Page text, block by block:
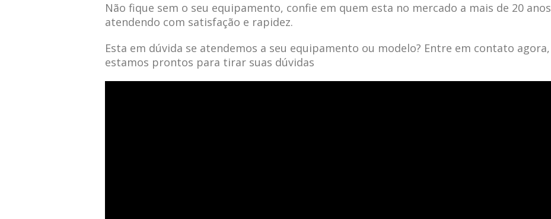
Não fique sem o seu equipamento, confie em quem esta no mercado a mais de 20 anos
atendendo com satisfação e rapidez.
Esta em dúvida se atendemos a seu equipamento ou modelo? Entre em contato agora,
estamos prontos para tirar suas dúvidas